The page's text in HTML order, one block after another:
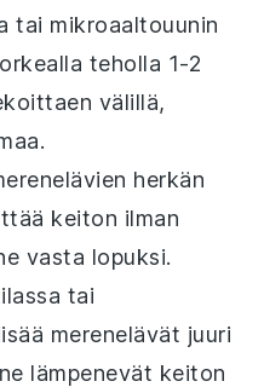
tai mikroaaltouunin
teholla 1-2
välillä,
herkän
keiton ilman
vasta lopuksi.
tai
merenelävät juuri
lämpenevät keiton